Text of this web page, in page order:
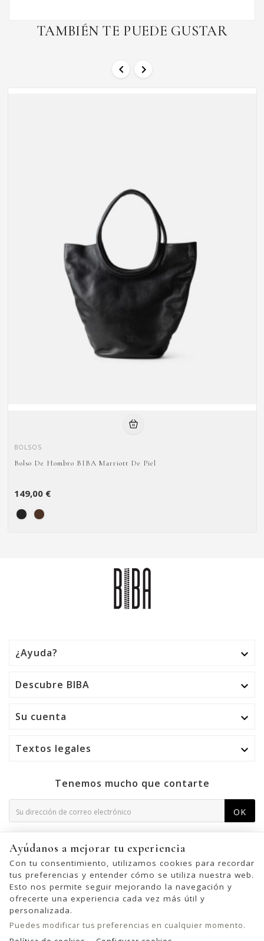
TAMBIÉN TE PUEDE GUSTAR
 
BOLSOS
Bolso De Hombro BIBA Marriott De Piel
149,00 €
¿Ayuda? 
Descubre BIBA 
Su cuenta 
Textos legales 
Tenemos mucho que contarte
OK
consulte nuestra información de contacto en el aviso legal.
Ayúdanos a mejorar tu experiencia
Con tu consentimiento, utilizamos cookies para recordar
tus preferencias y entender cómo se utiliza nuestra web.
Esto nos permite seguir mejorando la navegación y
ofrecerte una experiencia cada vez más útil y
personalizada.
Puedes modificar tus preferencias en cualquier momento.
© 2026 - United Bags Company S.L. - Todos los derechos reservados.
Inscrita en el Registro Mercantil de Barcelona, Tomo 33286, Libro 228637,
Folio 0083, Sección general, Inscripción 1ª